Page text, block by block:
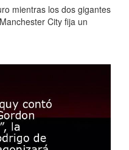
mientras los dos gigantes
City fija un